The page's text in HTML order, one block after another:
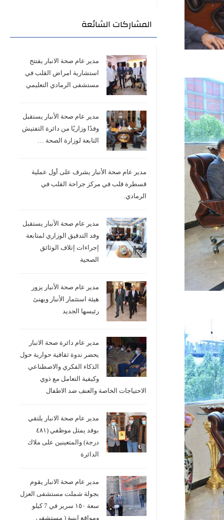
المشاركات الشائعة
مدير عام صحة الانبار يفتتح
استشارية امراض القلب في
مستشفى الرمادي التعليمي
مدير عام صحة الأنبار يستقبل
وفدًا وزاريًا من دائرة التفتيش
التابعة لوزارة الصحة …
مدير عام صحة الأنبار يشرف على أول عملية
قسطرة قلب في مركز جراحة القلب في
الرمادي.
مدير عام صحة الأنبار يستقبل
وفد التدقيق الوزاري لمتابعة
إجراءات إتلاف الوثائق
الصحية
مدير عام صحة الأنبار يزور
هيئة استثمار الأنبار ويهنئ
رئيسها الجديد
مدير عام دائرة صحة الانبار
يحضر ندوة ثقافية حوارية حول
الذكاء الفكري والاصطناعي
وكيفية التعامل مع ذوي
الاحتياجات الخاصة والعنف ضد الاطفال
مدير عام صحة الانبار يلتقي
بوفد يمثل موظفي (٤٨١
درجة) والمتعينين على ملاك
الدائرة
مدير عام صحة الانبار يقوم
بجولة شملت مستشفى العزل
سعة ١٥٠ سرير في 7 كيلو
ومواقع ابنية ( مستشفى